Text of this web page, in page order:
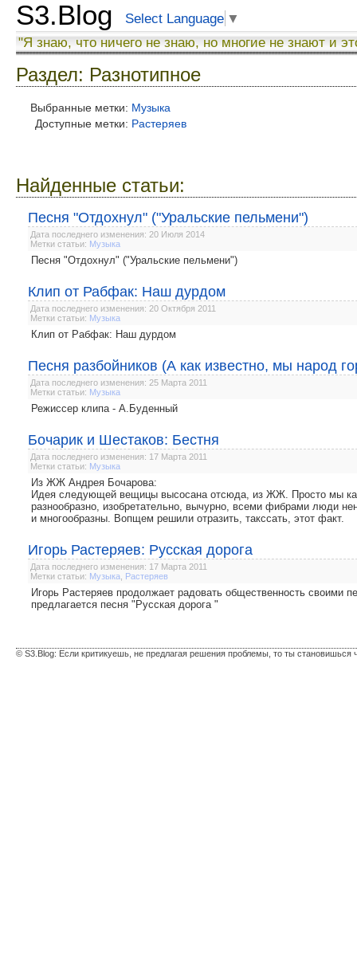
S3.Blog Select Language ▼
"Я знаю, что ничего не знаю, но многие не знают и
Раздел: Разнотипное
Выбранные метки: Музыка
Доступные метки: Растеряев
Найденные статьи:
Песня "Отдохнул" ("Уральские пельмени")
Дата последнего изменения: 20 Июля 2014
Метки статьи: Музыка
Песня "Отдохнул" ("Уральские пельмени")
Клип от Рабфак: Наш дурдом
Дата последнего изменения: 20 Октября 2011
Метки статьи: Музыка
Клип от Рабфак: Наш дурдом
Песня разбойников (А как известно, мы народ
Дата последнего изменения: 25 Марта 2011
Метки статьи: Музыка
Режиссер клипа - А.Буденный
Бочарик и Шестаков: Бестня
Дата последнего изменения: 17 Марта 2011
Метки статьи: Музыка
Из ЖЖ Андрея Бочарова:
Идея следующей вещицы высосана отсюда, из ЖЖ. Просто мы
разнообразно, изобретательно, вычурно, всеми фибрами люди
и многообразны. Вопщем решили отразить, такссать, этот факт.
Игорь Растеряев: Русская дорога
Дата последнего изменения: 17 Марта 2011
Метки статьи: Музыка Растеряев
Игорь Растеряев продолжает радовать общественность своими
предлагается песня "Русская дорога "
© S3.Blog: Если критикуешь, не предлагая решения проблемы, то ты становишься